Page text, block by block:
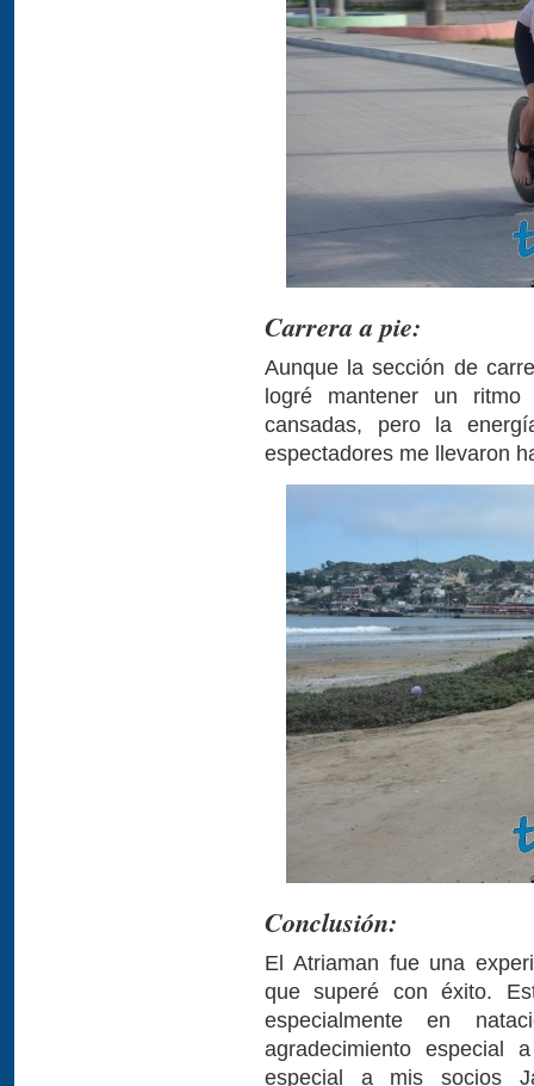
Carrera a pie:
Aunque la sección de
logré mantener un ritmo
cansadas, pero la
espectadores me llevaron
Conclusión:
El Atriaman fue una
que superé con éxito.
especialmente en
agradecimiento
especial a mis socios